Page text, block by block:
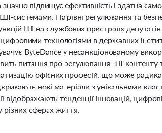
підвищує ефективність і здатна
системами. На рівні регулювання та
ШІ на службових пристроях депутатів
технологіями в державних
ByteDance у несанкціонованому
питання про регулювання ШІ-контенту
офісних професій, що може
нові матеріали з унікальними
відображають тенденції інновацій,
різних сферах життя.